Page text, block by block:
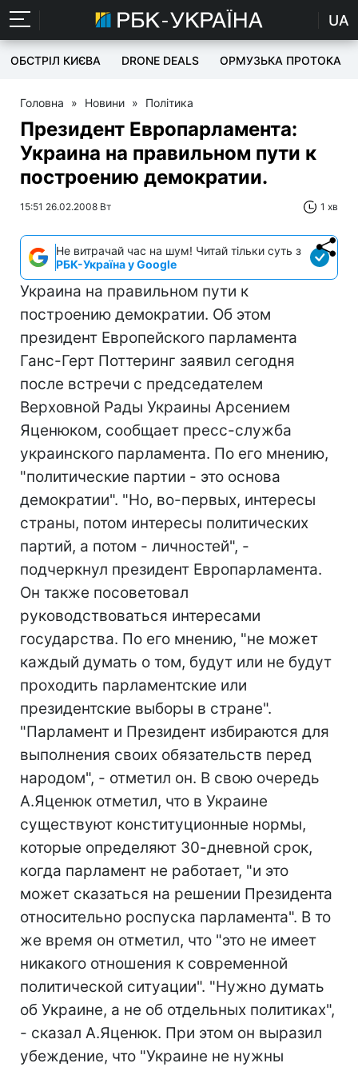
UA
ОБСТРІЛ КИЄВА DRONE DEALS ОРМУЗЬКА ПРОТОКА
Головна » Новини » Політика
Президент Европарламента:
Украина на правильном пути к
построению демократии.
15:51 26.02.2008 Вт 1 хв
Не витрачай час на шум! Читай тільки суть з
РБК-Україна у Google
Украина на правильном пути к
построению демократии. Об этом
президент Европейского парламента
Ганс-Герт Поттеринг заявил сегодня
после встречи с председателем
Верховной Рады Украины Арсением
Яценюком, сообщает пресс-служба
украинского парламента. По его мнению,
"политические партии - это основа
демократии". "Но, во-первых, интересы
страны, потом интересы политических
партий, а потом - личностей", -
подчеркнул президент Европарламента.
Он также посоветовал
руководствоваться интересами
государства. По его мнению, "не может
каждый думать о том, будут или не будут
проходить парламентские или
президентские выборы в стране".
"Парламент и Президент избираются для
выполнения своих обязательств перед
народом", - отметил он. В свою очередь
А.Яценюк отметил, что в Украине
существуют конституционные нормы,
которые определяют 30-дневной срок,
когда парламент не работает, "и это
может сказаться на решении Президента
относительно роспуска парламента". В то
же время он отметил, что "это не имеет
никакого отношения к современной
политической ситуации". "Нужно думать
об Украине, а не об отдельных политиках",
- сказал А.Яценюк. При этом он выразил
убеждение, что "Украине не нужны